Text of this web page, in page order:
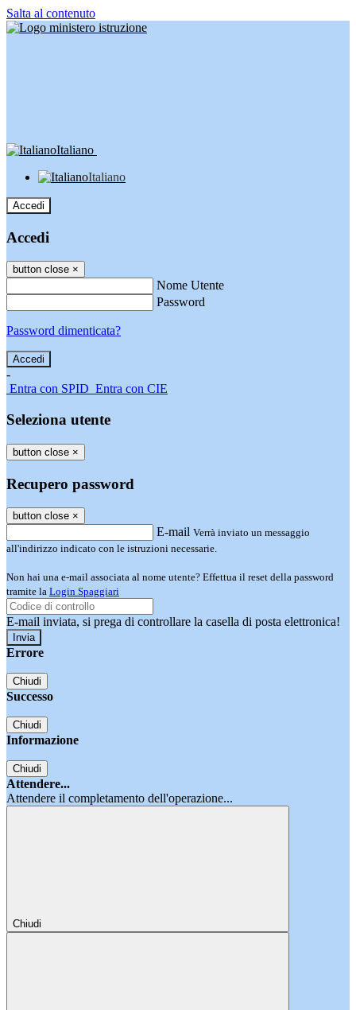
Salta al contenuto
Italiano
Italiano
Accedi
Accedi
button close ×
Nome Utente
Password
Password dimenticata?
-
Entra con SPID Entra con CIE
Seleziona utente
button close ×
Recupero password
button close ×
E-mail Verrà inviato un messaggio
all'indirizzo indicato con le istruzioni necessarie.
Non hai una e-mail associata al nome utente? Effettua il reset della password
tramite la Login Spaggiari
E-mail inviata, si prega di controllare la casella di posta elettronica!
Errore
Chiudi
Successo
Chiudi
Informazione
Chiudi
Attendere...
Attendere il completamento dell'operazione...
Chiudi